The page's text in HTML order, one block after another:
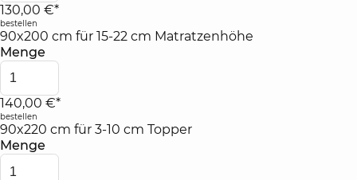
130,00 €*
bestellen
90x200 cm für 15-22 cm Matratzenhöhe
Menge
140,00 €*
bestellen
90x220 cm für 3-10 cm Topper
Menge